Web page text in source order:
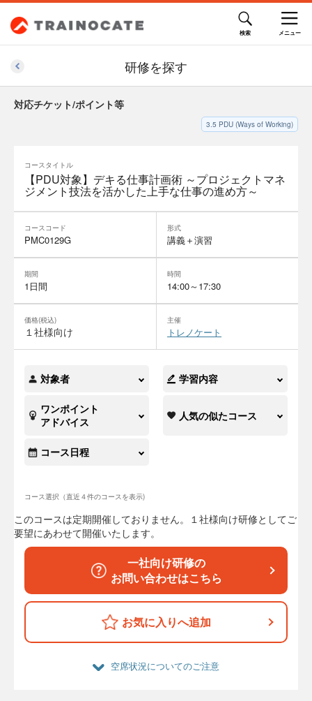
研修を探す
対応チケット/ポイント等
3.5 PDU (Ways of Working)
コースタイトル
【PDU対象】デキる仕事計画術 ～プロジェクトマネ
ジメント技法を活かした上手な仕事の進め方～
コースコード
PMC0129G
形式
講義＋演習
期間
1日間
時間
14:00～17:30
価格(税込)
１社様向け
主催
トレノケート
対象者 学習内容
ワンポイント
アドバイス
人気の似たコース
コース日程
コース選択（直近４件のコースを表示)
このコースは定期開催しておりません。１社様向け研修としてご
要望にあわせて開催いたします。
一社向け研修の
お問い合わせはこちら
お気に入りへ追加
空席状況についてのご注意